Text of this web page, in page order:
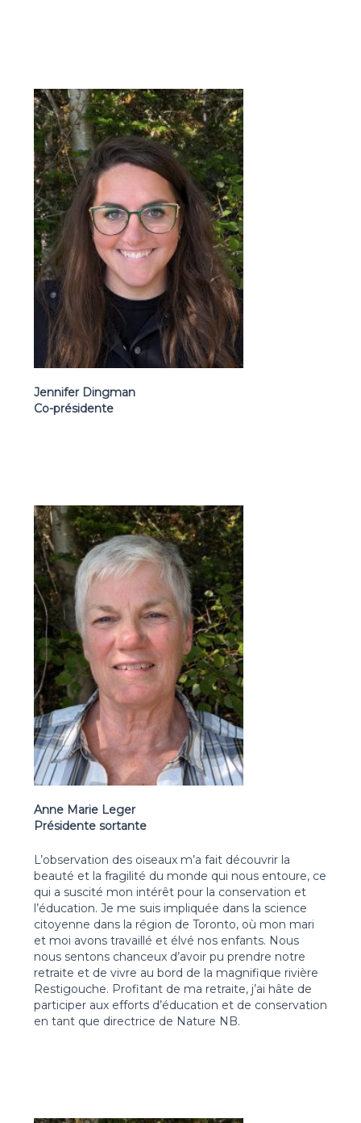
Jennifer Dingman
Co-présidente
Anne Marie Leger
Présidente sortante
L’observation des oiseaux m’a fait découvrir la
beauté et la fragilité du monde qui nous entoure, ce
qui a suscité mon intérêt pour la conservation et
l’éducation. Je me suis impliquée dans la science
citoyenne dans la région de Toronto, où mon mari
et moi avons travaillé et élvé nos enfants. Nous
nous sentons chanceux d’avoir pu prendre notre
retraite et de vivre au bord de la magnifique rivière
Restigouche. Profitant de ma retraite, j’ai hâte de
participer aux efforts d’éducation et de conservation
en tant que directrice de Nature NB.